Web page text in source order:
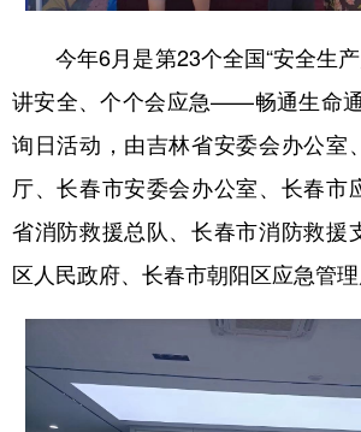
浙江 安徽 福建
山东 河南 湖北
广东 广西 海南
四川 贵州 云南
甘肃
新疆 内蒙古 黑龙江
今年6月是第23个全国“安全生产
讲安全、个个会应急——畅通生命
询日活动，由吉林省安委会办公室
厅、长春市安委会办公室、长春市
省消防救援总队、长春市消防救援
区人民政府、长春市朝阳区应急管理